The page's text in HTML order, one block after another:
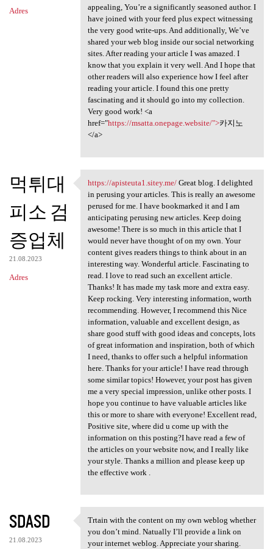
Adres
appealing, You’re a significantly seasoned author. I
have joined with your feed plus expect witnessing
the very good write-ups. And additionally, We’ve
shared your web blog inside our social networking
sites. After reading your article I was amazed. I
know that you explain it very well. And I hope that
other readers will also experience how I feel after
reading your article. I found this one pretty
fascinating and it should go into my collection.
Very good work! <a
href="https://msatta.onepage.website/">카지노
</a>
먹튀대
피소 검
증업체
21.08.2023
Adres
https://apisteuta1.sitey.me/
https://apisteuta1.sitey.me/Great blog. I delighted
in perusing your articles. This is really an awesome
perused for me. I have bookmarked it and I am
anticipating perusing new articles. Keep doing
awesome! There is so much in this article that I
would never have thought of on my own. Your
content gives readers things to think about in an
interesting way. Wonderful article. Fascinating to
read. I love to read such an excellent article.
Thanks! It has made my task more and extra easy.
Keep rocking. Very interesting information, worth
recommending. However, I recommend this Nice
information, valuable and excellent design, as
share good stuff with good ideas and concepts, lots
of great information and inspiration, both of which
I need, thanks to offer such a helpful information
here. Thanks for your article! I have read through
some similar topics! However, your post has given
me a very special impression, unlike other posts. I
hope you continue to have valuable articles like
this or more to share with everyone! Excellent read,
Positive site, where did u come up with the
information on this posting?I have read a few of
the articles on your website now, and I really like
your style. Thanks a million and please keep up
the effective work .
SDASD
21.08.2023
Trtain with the content on my
Trtain with the content on my own weblog whether
you don’t mind. Natually I’ll provide a link on
your internet weblog. Appreciate your sharing.